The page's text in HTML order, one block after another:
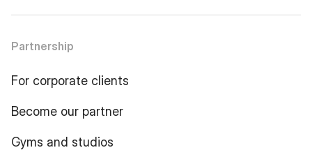
Partnership
For corporate clients
Become our partner
Gyms and studios